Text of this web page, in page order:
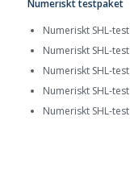
Numeriskt testpaket
Numeriskt SHL-
Numeriskt SHL-
Numeriskt SHL-
Numeriskt SHL-
Numeriskt SHL-